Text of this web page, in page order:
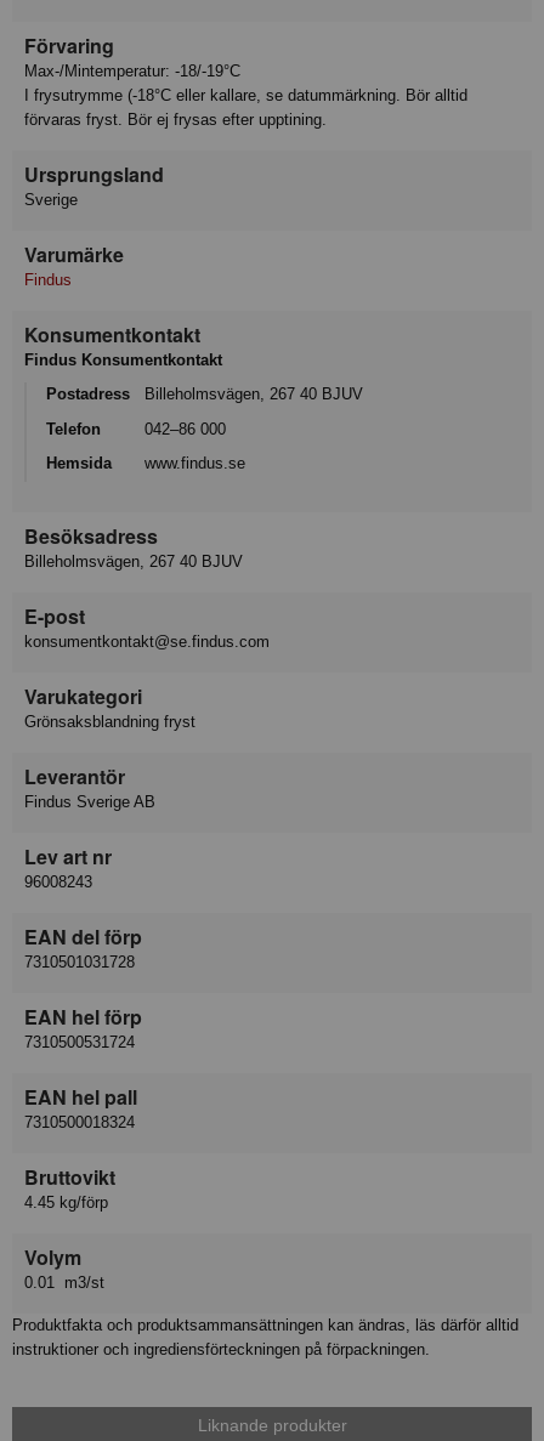
Förvaring
Max-/Mintemperatur: -18/-19°C
I frysutrymme (-18°C eller kallare, se datummärkning. Bör alltid
förvaras fryst. Bör ej frysas efter upptining.
Ursprungsland
Sverige
Varumärke
Findus
Konsumentkontakt
Findus Konsumentkontakt
Postadress
Billeholmsvägen, 267 40 BJUV
Telefon
042–86 000
Hemsida
www.findus.se
Besöksadress
Billeholmsvägen, 267 40 BJUV
E-post
konsumentkontakt@se.findus.com
Varukategori
Grönsaksblandning fryst
Leverantör
Findus Sverige AB
Lev art nr
96008243
EAN del förp
7310501031728
EAN hel förp
7310500531724
EAN hel pall
7310500018324
Bruttovikt
4.45 kg/förp
Volym
0.01 m3/st
Produktfakta och produktsammansättningen kan ändras, läs därför alltid
instruktioner och ingrediensförteckningen på förpackningen.
Liknande produkter